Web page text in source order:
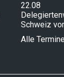
22.08
Schweiz
Alle Termine